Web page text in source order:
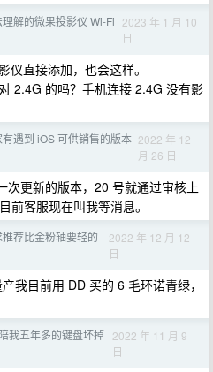
解的微果投影仪 Wi-Fi 2023 年 1 月 10
日
仪直接添加，也会这样。
2.4G 的吗？手机连接 2.4G 没有影
遇到 iOS 可供销售的版本 2022 年 12
月 26 日
次更新的版本，20 号就通过审核上
前客服现在叫我等消息。
推荐比金粉轴要轻的
2022 年 12 月 12
日
我目前用 DD 买的 6 毛环诺青绿，
陪我五年多的键盘坏掉 2022 年 11 月 9
日